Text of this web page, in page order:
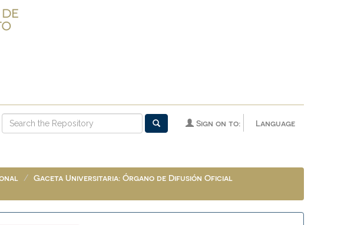
Language
Sign on to:
Gaceta Universitaria: Órgano de Difusión Oficial